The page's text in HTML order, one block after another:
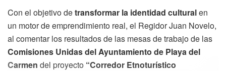
Con el objetivo detransformar la identidad culturalen
un motor de emprendimiento real, el Regidor Juan Novelo,
al comentar los resultados de las mesas de trabajo de las
Comisiones Unidas del Ayuntamiento de Playa del
Carmen del proyecto “Corredor Etnoturístico